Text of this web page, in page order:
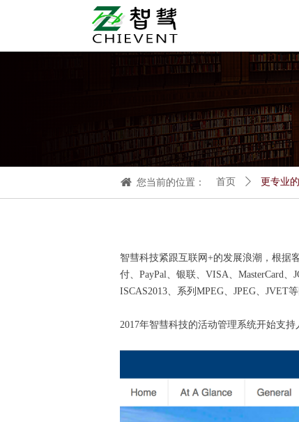
您当前的位置： 首页 ꄲ 更专业
智彗科技紧跟互联网+的发展浪潮，根据
付、PayPal、银联、VISA、MasterCard
ISCAS2013、系列MPEG、JPEG、JVET
2017年智彗科技的活动管理系统开始支